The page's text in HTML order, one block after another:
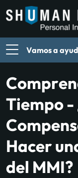
Vamos a
Tiempo -
Hacer
del MMI?